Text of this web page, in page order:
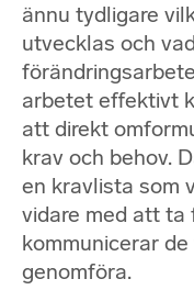
ännu tydligare
utvecklas och
arbetet effektivt
att direkt
krav och behov.
en kravlista som
vidare med att ta
kommunicerar
genomföra.